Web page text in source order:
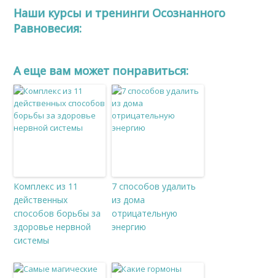
Наши курсы и тренинги Осознанного
Равновесия:
A еще вам может понравиться:
Комплекс из 11
действенных
способов борьбы за
здоровье нервной
системы
7 способов удалить
из дома
отрицательную
энергию